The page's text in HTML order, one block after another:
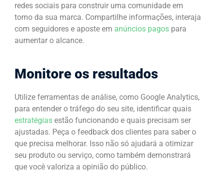
redes sociais para construir uma comunidade em
torno da sua marca. Compartilhe informações, interaja
com seguidores e aposte em anúncios pagos para
aumentar o alcance.
Monitore os resultados
Utilize ferramentas de análise, como Google Analytics,
para entender o tráfego do seu site, identificar quais
estratégias estão funcionando e quais precisam ser
ajustadas. Peça o feedback dos clientes para saber o
que precisa melhorar. Isso não só ajudará a otimizar
seu produto ou serviço, como também demonstrará
que você valoriza a opinião do público.